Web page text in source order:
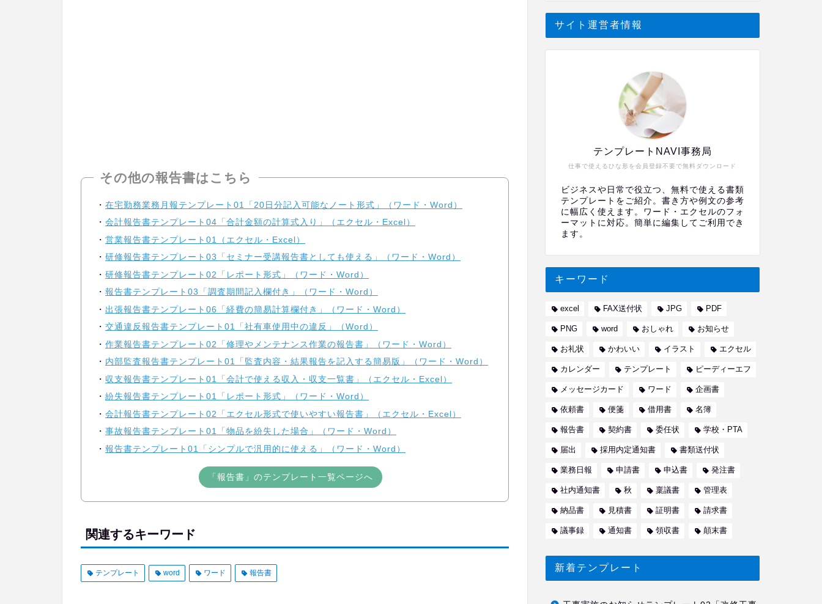
その他の報告書はこちら
在宅勤務業務月報テンプレート01「20日分記入可能なノート形式」（ワード・Word）
会計報告書テンプレート04「合計金額の計算式入り」（エクセル・Excel）
営業報告書テンプレート01（エクセル・Excel）
研修報告書テンプレート03「セミナー受講報告書としても使える」（ワード・Word）
研修報告書テンプレート02「レポート形式」（ワード・Word）
報告書テンプレート03「調査期間記入欄付き」（ワード・Word）
出張報告書テンプレート06「経費の簡易計算欄付き」（ワード・Word）
交通違反報告書テンプレート01「社有車使用中の違反」（Word）
作業報告書テンプレート02「修理やメンテナンス作業の報告書」（ワード・Word）
内部監査報告書テンプレート01「監査内容・結果報告を記入する簡易版」（ワード・Word）
収支報告書テンプレート01「会計で使える収入・収支一覧書」（エクセル・Excel）
紛失報告書テンプレート01「レポート形式」（ワード・Word）
会計報告書テンプレート02「エクセル形式で使いやすい報告書」（エクセル・Excel）
事故報告書テンプレート01「物品を紛失した場合」（ワード・Word）
報告書テンプレート01「シンプルで汎用的に使える」（ワード・Word）
「報告書」のテンプレート一覧ページへ
関連するキーワード
テンプレート word ワード 報告書
サイト運営者情報
仕事で使えるひな形を会員登録不要で無料ダウンロード
テンプレートNAVI事務局
ビジネスや日常で役立つ、無料で使える書類
テンプレートをご紹介。書き方や例文の参考
に幅広く使えます。ワード・エクセルのフォ
ーマットに対応。簡単に編集してご利用でき
ます。
キーワード
excel FAX送付状 JPG PDF
PNG word おしゃれ お知らせ
お礼状 かわいい イラスト エクセル
カレンダー テンプレート ピーディーエフ
メッセージカード ワード 企画書
依頼書 便箋 借用書 名簿
報告書 契約書 委任状 学校・PTA
届出 採用内定通知書 書類送付状
業務日報 申請書 申込書 発注書
社内通知書 秋 稟議書 管理表
納品書 見積書 証明書 請求書
議事録 通知書 領収書 顛末書
新着テンプレート